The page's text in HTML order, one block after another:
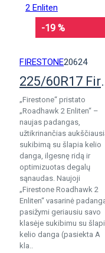
-19 %
FIRESTONE20624
225/60R17
„Firestone“ pristato
„Roadhawk 2 Enliten“ –
naujas padangas,
užtikrinančias
sukibimą su šlapia kelio
danga, ilgesnę ridą ir
optimizuotas degalų
sąnaudas. Naujoji
„Firestone Roadhawk 2
Enliten“ vasarinė
pasižymi geriausiu savo
klasėje sukibimu su
kelio danga (pasiekta A
kla..